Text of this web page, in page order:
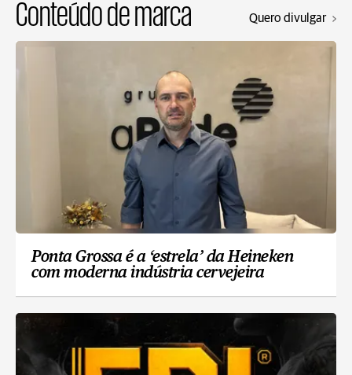
Conteúdo de marca Quero divulgar
Ponta Grossa é a ‘estrela’ da Heineken
com moderna indústria cervejeira